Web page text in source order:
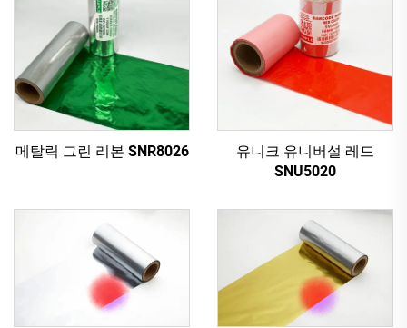
메탈릭 그린 리본 SNR8026
유니크 유니버설 레드
SNU5020